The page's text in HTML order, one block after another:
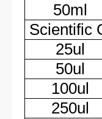
50ml
Scientific
25ul
50ul
100ul
250ul